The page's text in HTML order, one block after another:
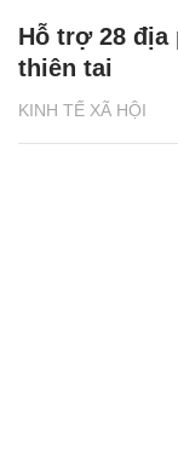
KINH TẾ XÃ HỘI
Hỗ trợ 28 địa
thiên tai